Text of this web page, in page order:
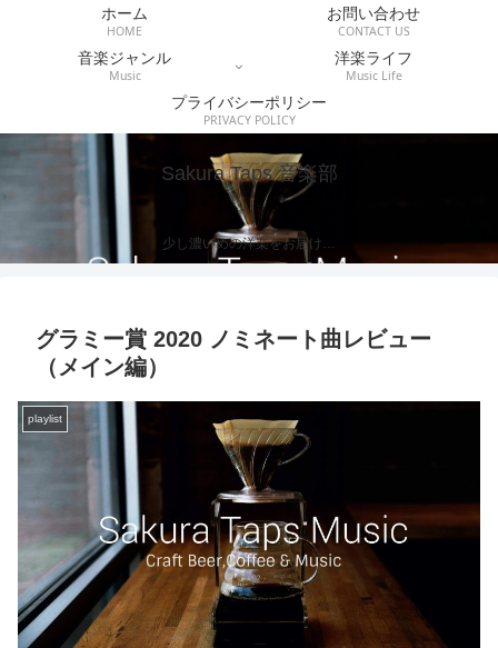
Sakura Taps 音楽部
少し濃いめの洋楽をお届け…
ホーム
HOME
お問い合わせ
CONTACT US
音楽ジャンル
Music
洋楽ライフ
Music Life
プライバシーポリシー
PRIVACY POLICY
グラミー賞 2020 ノミネート曲レビュー
（メイン編）
playlist